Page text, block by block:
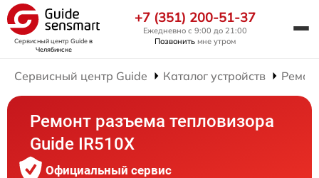
Сервисный центр Guideв
Челябинске
+7 (351) 200-51-37
Ежедневно с 9:00 до 21:00
Позвонить мне утром
Сервисный центр Guide Каталог устройств
Ремонт разъема тепловизора
Guide IR510X
Официальный сервис